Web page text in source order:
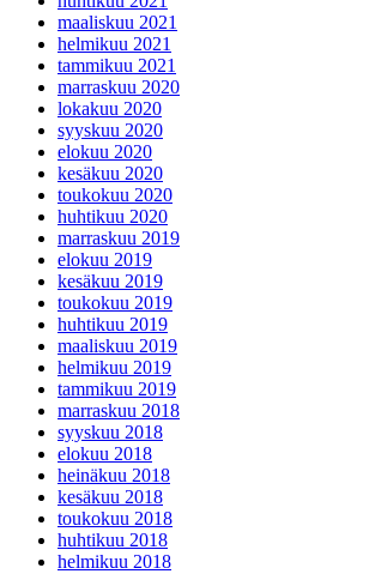
maaliskuu 2021
helmikuu 2021
tammikuu 2021
marraskuu 2020
lokakuu 2020
syyskuu 2020
elokuu 2020
kesäkuu 2020
toukokuu 2020
huhtikuu 2020
marraskuu 2019
elokuu 2019
kesäkuu 2019
toukokuu 2019
huhtikuu 2019
maaliskuu 2019
helmikuu 2019
tammikuu 2019
marraskuu 2018
syyskuu 2018
elokuu 2018
heinäkuu 2018
kesäkuu 2018
toukokuu 2018
huhtikuu 2018
helmikuu 2018